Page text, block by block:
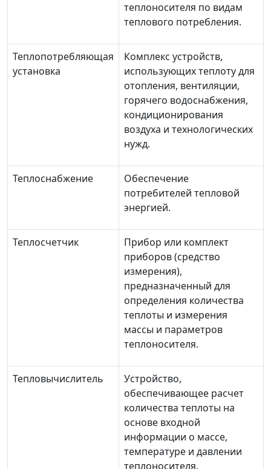
теплоносителя по видам
теплового потребления.
Теплопотребляющая
установка
Комплекс устройств,
использующих теплоту для
отопления, вентиляции,
горячего водоснабжения,
кондиционирования
воздуха и технологических
нужд.
Теплоснабжение
Обеспечение
потребителей тепловой
энергией.
Теплосчетчик
Прибор или комплект
приборов (средство
измерения),
предназначенный для
определения количества
теплоты и измерения
массы и параметров
теплоносителя.
Тепловычислитель
Устройство,
обеспечивающее расчет
количества теплоты на
основе входной
информации о массе,
температуре и давлении
теплоносителя.